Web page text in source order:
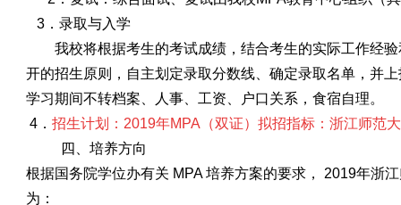
3．录取与入学
我校将根据考生的考试成绩，结合考生的实际工作经
开的招生原则，自主划定录取分数线、确定录取名单，并
学习期间不转档案、人事、工资、户口关系，食宿自理。
4．招生计划：2019年MPA（双证）拟招指标：浙江师范
四、培养方向
根据国务院学位办有关 MPA 培养方案的要求， 2019年浙
为：